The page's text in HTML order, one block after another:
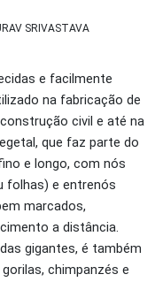
SRIVASTAVA
e facilmente
na fabricação de
civil e até na
que faz parte do
e longo, com nós
folhas) e entrenós
marcados,
a distância.
gigantes, é também
chimpanzés e